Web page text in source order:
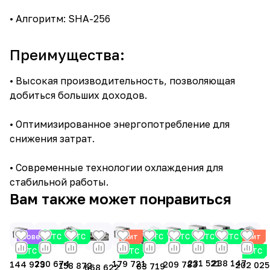
• Алгоритм: SHA-256
Преимущества:
• Высокая производительность, позволяющая
добиться больших доходов.
• Оптимизированное энергопотребление для
снижения затрат.
• Современные технологии охлаждения для
стабильной работы.
Вам также может понравиться
Советуем
BTC
144 973
BTC
290 674
BTC
158 872668 622
Хит
BTC
179 721
BTC
83 719
BTC
209 783
BTC
231 521
BTC
238 147
Хит
BTC
202 025